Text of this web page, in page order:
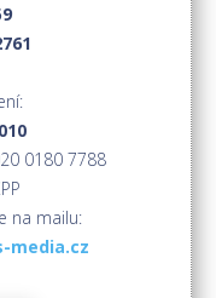
0180 7788
na mailu:
media.cz